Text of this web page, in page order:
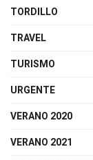
TORDILLO
TRAVEL
TURISMO
URGENTE
VERANO 2020
VERANO 2021